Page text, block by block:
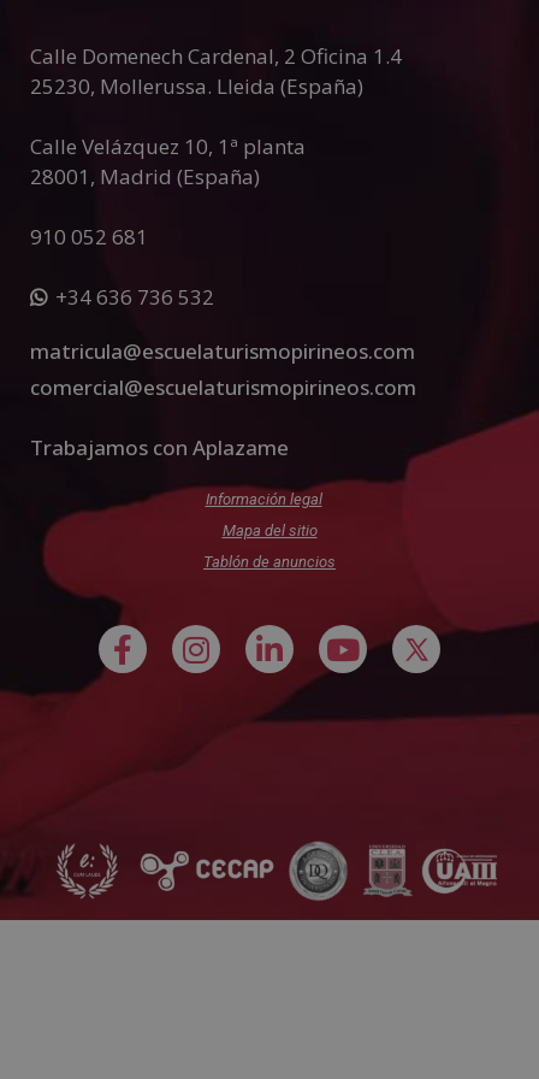
Calle Domenech Cardenal, 2 Oficina 1.4
25230, Mollerussa. Lleida (España)
Calle Velázquez 10, 1ª planta
28001 , Madrid (España)
910 052 681
+34 636 736 532
matricula@escuelaturismopirineos.com
comercial@escuelaturismopirineos.com
Trabajamos con Aplazame
Información legal
Mapa del sitio
Tablón de anuncios